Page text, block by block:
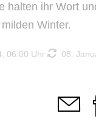
halten ihr Wort
Winter.
06:00 Uhr 08.